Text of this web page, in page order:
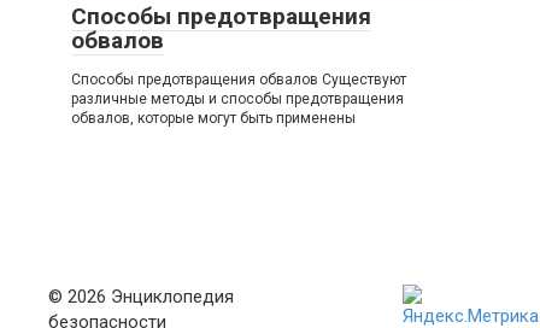
Способы предотвращения
обвалов
Способы предотвращения обвалов Существуют
различные методы и способы предотвращения
обвалов, которые могут быть применены
© 2026 Энциклопедия
безопасности